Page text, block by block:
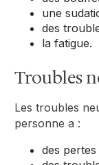
une
des
la fatigue.
Troubles
Les troubles
personne a :
des